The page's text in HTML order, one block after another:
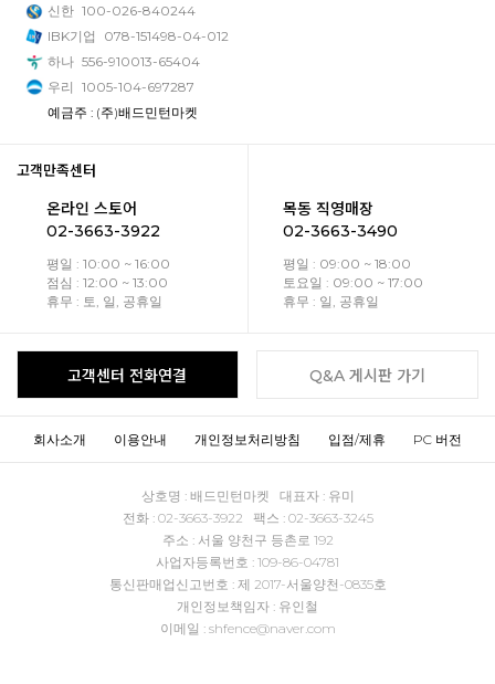
신한 100-026-840244
IBK기업
078-151498-04-012
하나 556-910013-65404
우리 1005-104-697287
예금주 : (주)배드민턴마켓
고객만족센터
온라인 스토어
02-3663-3922
평일 : 10:00 ~ 16:00
점심 : 12:00 ~ 13:00
휴무 : 토, 일, 공휴일
목동 직영매장
02-3663-3490
평일 : 09:00 ~ 18:00
토요일 : 09:00 ~ 17:00
휴무 : 일, 공휴일
고객센터 전화연결 Q&A 게시판 가기
회사소개 이용안내 개인정보처리방침 입점/제휴 PC 버전
상호명 : 배드민턴마켓 대표자 : 유미
전화 : 02-3663-3922 팩스 : 02-3663-3245
주소 : 서울 양천구 등촌로 192
사업자등록번호 : 109-86-04781
통신판매업신고번호 : 제 2017-서울양천-0835호
개인정보책임자 : 유인철
이메일 : shfence@naver.com